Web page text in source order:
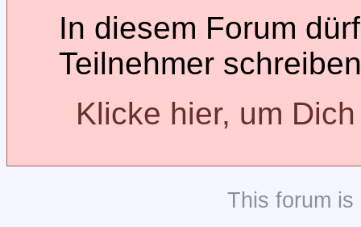
In diesem Forum
Teilnehmer
Klicke hier, um
This forum is